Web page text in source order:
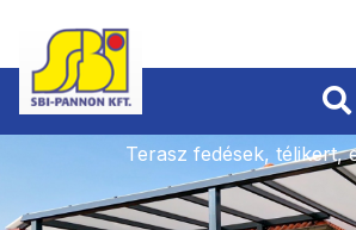
Terasz fedések, télikert,